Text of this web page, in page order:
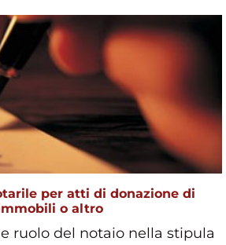
per atti di donazione di
o altro
ruolo del notaio nella stipula